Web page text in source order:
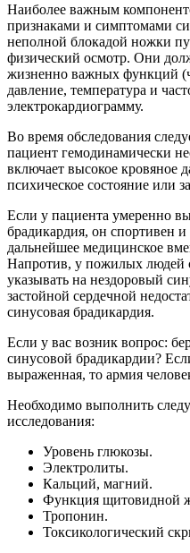
Наиболее важным
признаками и симптомами
неполной блокадой ножки
физический осмотр. Они
жизненно важных функций
давление, температура и
электрокардиограмму.
Во время обследования
пациент гемодинамически
включает высокое кровяное
психическое состояние или
Если у пациента умеренно
брадикардия, он спортивен
дальнейшее медицинское
Напротив, у пожилых людей
указывать на нездоровый
застойной сердечной
синусовая брадикардия.
Если у вас возник вопрос:
синусовой брадикардии?
выраженная, то армия
Необходимо выполнить
исследования:
Уровень глюкозы.
Электролиты.
Кальций, магний.
Функция щитовидной
Тропонин.
Токсикологический